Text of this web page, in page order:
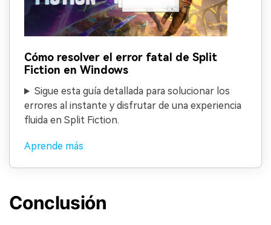
Cómo resolver el error fatal de Split
Fiction en Windows
Sigue esta guía detallada para solucionar los
errores al instante y disfrutar de una experiencia
fluida en Split Fiction.
Aprende más
Conclusión